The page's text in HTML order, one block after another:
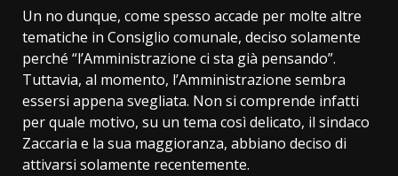
Un no dunque, come spesso accade per molte altre
tematiche in Consiglio comunale, deciso solamente
perché “l’Amministrazione ci sta già pensando”.
Tuttavia, al momento, l’Amministrazione sembra
essersi appena svegliata. Non si comprende infatti
per quale motivo, su un tema così delicato, il sindaco
Zaccaria e la sua maggioranza, abbiano deciso di
attivarsi solamente recentemente.